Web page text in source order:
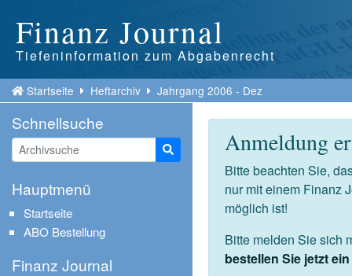
Finanz Journal
Tiefeninformation zum Abgabenrecht
Startseite Heftarchiv Jahrgang 2006 - Dez
Anmeldung
Bitte beachten Sie,
nur mit einem Finanz
möglich ist!
Bitte melden Sie sich
bestellen Sie jetzt
Schnellsuche
Suche starten
Hauptmenü
Startseite
ABO Bestellung
Finanz Journal